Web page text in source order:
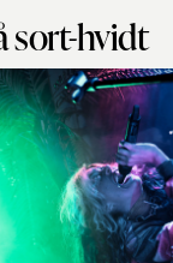
sort-hvidt